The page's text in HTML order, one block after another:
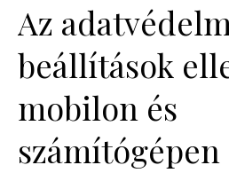
Az
beállítások
mobilon és
számítógépen